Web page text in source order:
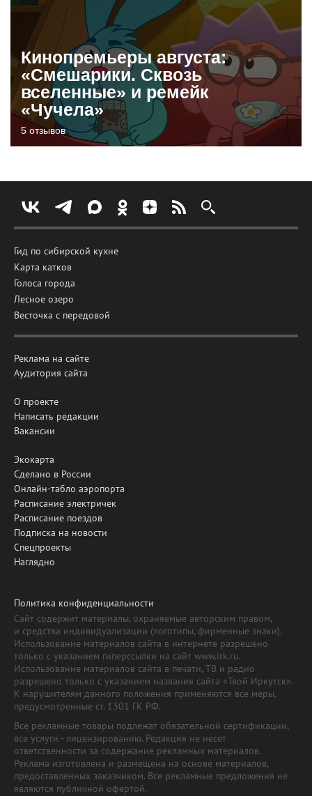
Кинопремьеры августа:
«Смешарики. Сквозь
вселенные» и ремейк
«Чучела»
5 отзывов
Гид по сибирской кухне
Карта катков
Голоса города
Лесное озеро
Весточка с передовой
Реклама на сайте
Аудитория сайта
О проекте
Написать редакции
Вакансии
Экокарта
Сделано в России
Онлайн-табло аэропорта
Расписание электричек
Расписание поездов
Подписка на новости
Спецпроекты
Наглядно
Политика конфиденциальности
Сайт содержит материалы, охраняемые авторским правом,
и средства индивидуализации (логотипы, фирменные знаки).
Использование материалов сайта в интернете разрешено
только с указанием гиперссылки на сайт www.irk.ru.
Использование материалов сайта в печати, ТВ и радио
разрешено только с указанием названия сайта «Твой Иркутск».
К нарушителям данного положения применяются все меры,
предусмотренные ст. 1301 ГК РФ.
Все рекламные товары подлежат обязательной сертификации,
все услуги - лицензированию. Редакция не несет
ответственности за содержание рекламных материалов.
Реклама изготовлена и размещена на основе материалов,
предоставленных заказчиком. Все рекламные предложения не
являются публичной офертой.